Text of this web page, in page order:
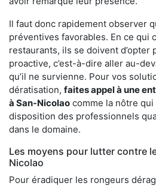
Il faut donc rapidement observer
préventives favorables. En ce qui
restaurants, ils se doivent d’opter
proactive, c’est-à-dire aller au-
qu’il ne survienne. Pour vos
dératisation, faites appel à une
à San-Nicolao comme la nôtre
disposition des professionnels
dans le domaine.
Les moyens pour lutter contre
Nicolao
Pour éradiquer les rongeurs